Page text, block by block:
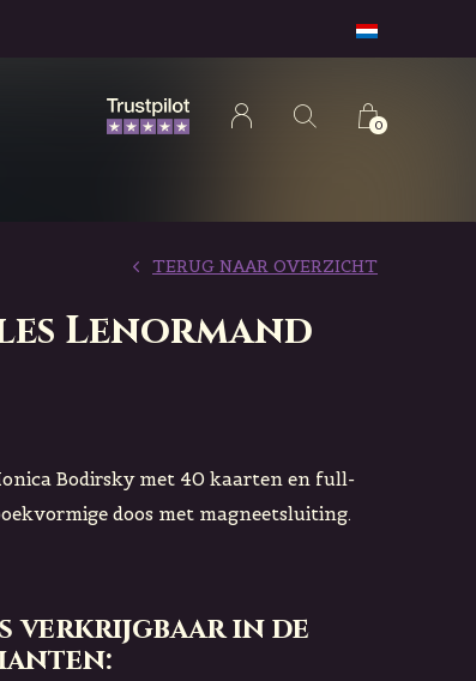
0
Lenormand
TERUG NAAR OVERZICHT
Bodirsky met 40 kaarten en full-
doos met magneetsluiting.
verkrijgbaar in de